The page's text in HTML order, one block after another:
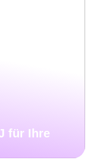
für Ihre